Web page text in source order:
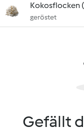
Kokosflocken
geröstet
Gefällt